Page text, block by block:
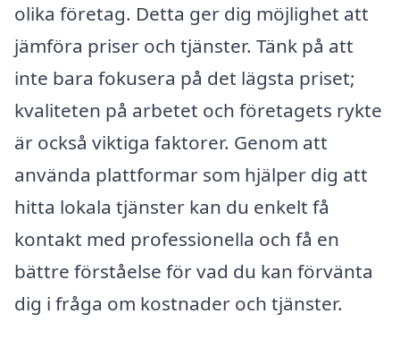
olika företag. Detta ger dig möjlighet att
jämföra priser och tjänster. Tänk på att
inte bara fokusera på det lägsta priset;
kvaliteten på arbetet och företagets rykte
är också viktiga faktorer. Genom att
använda plattformar som hjälper dig att
hitta lokala tjänster kan du enkelt få
kontakt med professionella och få en
bättre förståelse för vad du kan förvänta
dig i fråga om kostnader och tjänster.